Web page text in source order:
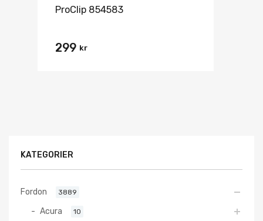
ProClip 854583
299 kr
KATEGORIER
Fordon 3889
Acura 10